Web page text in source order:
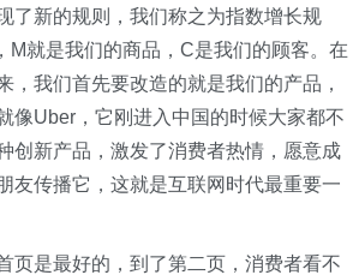
了新的规则，我们称之为指数增长规
M就是我们的商品，C是我们的顾客。在
我们首先要改造的就是我们的产品，
像Uber，它刚进入中国的时候大家都不
创新产品，激发了消费者热情，愿意成
友传播它，这就是互联网时代最重要一
页是最好的，到了第二页，消费者看不